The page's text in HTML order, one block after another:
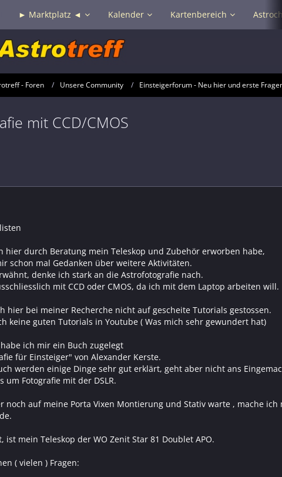
► Marktplatz ◄ Kalender Kartenbereich
- Foren Unsere Community Einsteigerforum - Neu hier und erste
mit CCD/CMOS
hier durch Beratung mein Teleskop und Zubehör erworben habe,
schon mal Gedanken über weitere Aktivitäten.
denke ich stark an die Astrofotografie nach.
mit CCD oder CMOS, da ich mit dem Laptop arbeiten will.
hier bei meiner Recherche nicht auf gescheite Tutorials gestossen.
keine guten Tutorials in Youtube ( Was mich sehr gewundert hat)
ich mir ein Buch zugelegt
für Einsteiger" von Alexander Kerste.
werden einige Dinge sehr gut erklärt, geht aber nicht ans
um Fotografie mit der DSLR.
noch auf meine Porta Vixen Montierung und Stativ warte , mache
ist mein Teleskop der WO Zenit Star 81 Doublet APO.
( vielen ) Fragen: